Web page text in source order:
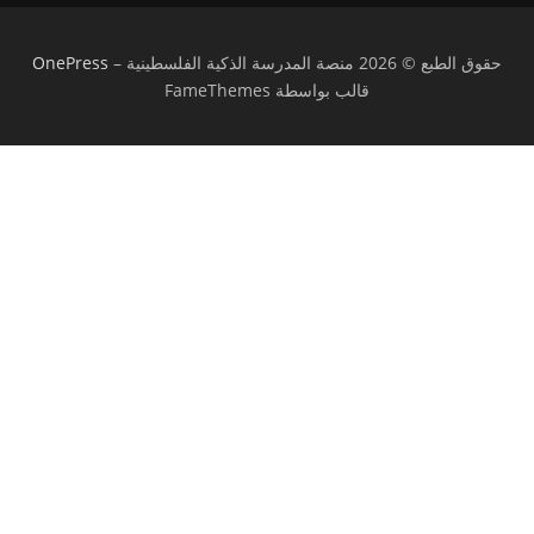
حقوق الطبع © 2026 منصة المدرسة الذكية الفلسطينية –
OnePress
قالب بواسطة FameThemes